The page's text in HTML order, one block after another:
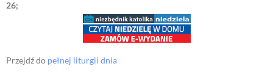
26;
Przejdź do pełnej liturgii dnia